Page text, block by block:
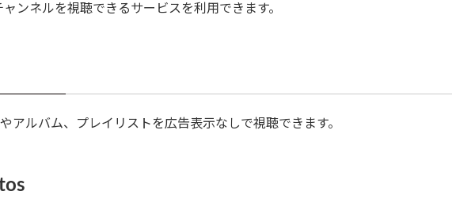
ンネルを視聴できるサービスを利用できます。
アルバム、プレイリストを広告表示なしで視聴できます。